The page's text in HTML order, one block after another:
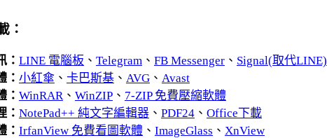
：
： LINE 電腦板 、 Telegram、 FB Messenger、 Signal(取代LINE)
： 小紅傘 、 卡巴斯基、 AVG、 Avast
： WinRAR、 WinZIP、 7-ZIP 免費壓縮軟體
： NotePad++ 純文字編輯器、 PDF24、 Office下載
： IrfanView 免費看圖軟體、 ImageGlass 、 XnView